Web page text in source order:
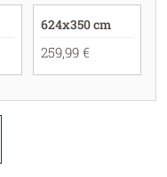
624x350 cm
259,99 €